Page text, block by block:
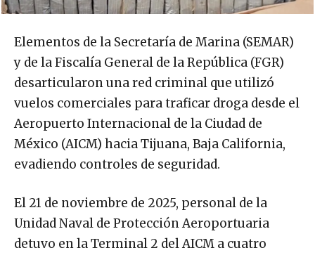
Elementos de la Secretaría de Marina (SEMAR)
y de la Fiscalía General de la República (FGR)
desarticularon una red criminal que utilizó
vuelos comerciales para traficar droga desde el
Aeropuerto Internacional de la Ciudad de
México (AICM) hacia Tijuana, Baja California,
evadiendo controles de seguridad.
El 21 de noviembre de 2025, personal de la
Unidad Naval de Protección Aeroportuaria
detuvo en la Terminal 2 del AICM a cuatro